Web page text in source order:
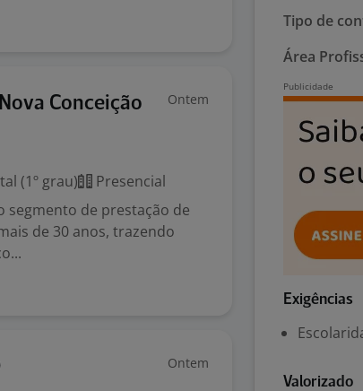
Conceição Ontem
(1º grau)
Presencial
segmento de prestação de
de 30 anos, trazendo
Ontem
Tipo de
Área
Exigências
Valorizado